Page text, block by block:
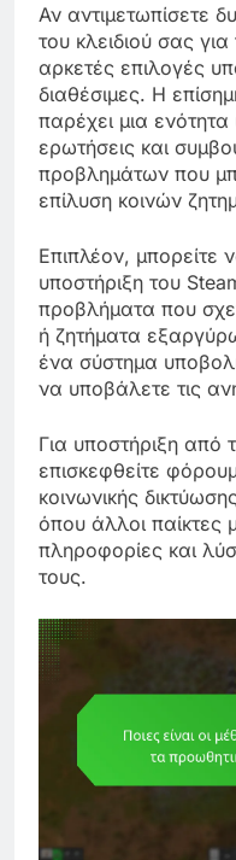
Αν αντιμετωπίσετε
του κλειδιού σας
αρκετές επιλογές
διαθέσιμες. Η
παρέχει μια
ερωτήσεις και
προβλημάτων που
επίλυση κοινών
Επιπλέον, μπορείτε
υποστήριξη του
προβλήματα που
ή ζητήματα
ένα σύστημα
να υποβάλετε τις
Για υποστήριξη από
επισκεφθείτε
κοινωνικής
όπου άλλοι
πληροφορίες και
τους.